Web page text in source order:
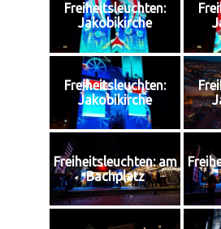
Freiheitsleuchten:
Jakobikirche
Freiheitsleuchten:
Jakobikirche
Freiheitsleuchten: am
Bachplatz